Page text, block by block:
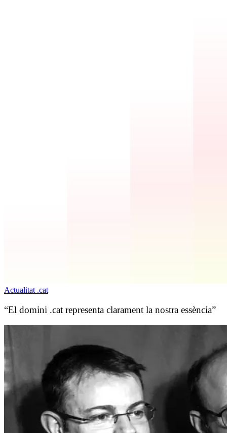
Actualitat .cat
“El domini .cat representa clarament la nostra essència”